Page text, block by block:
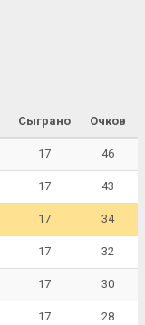
Сыграно Очков
17 46
17 43
17 34
17 32
17 30
17 28